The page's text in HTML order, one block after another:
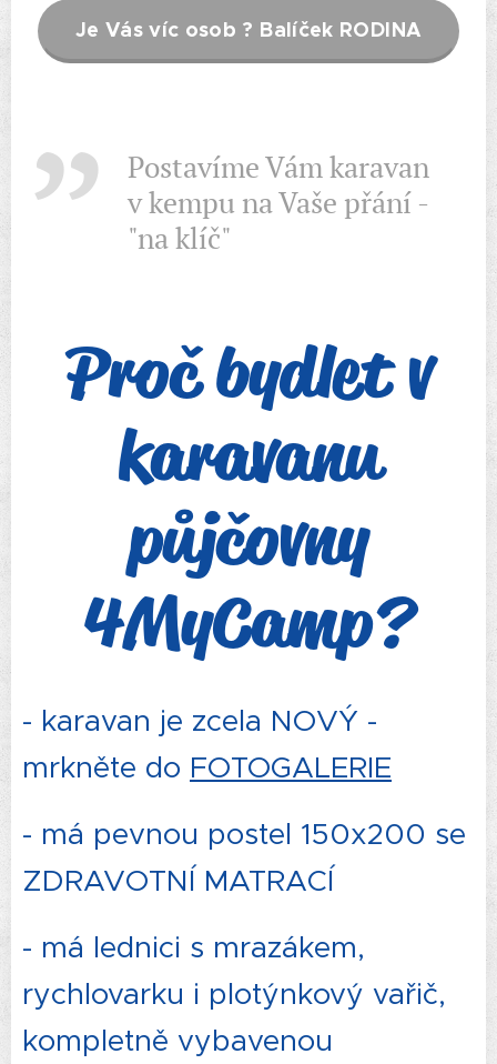
Je Vás víc osob ? Balíček RODINA
Postavíme Vám karavan
v kempu na Vaše přání -
"na klíč"
Proč bydlet v
karavanu
půjčovny
4MyCamp?
- karavan je zcela NOVÝ -
mrkněte do FOTOGALERIE
- má pevnou postel 150x200 se
ZDRAVOTNÍ MATRACÍ
- má lednici s mrazákem,
rychlovarku i plotýnkový vařič,
kompletně vybavenou